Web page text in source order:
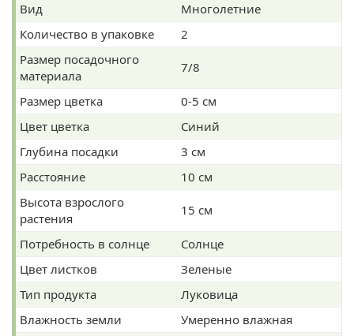
Вид
Многолетние
Количество в упаковке
2
Размер посадочного
материала
7/8
Размер цветка
0-5 см
Цвет цветка
Синий
Глубина посадки
3 см
Расстояние
10 см
Высота взрослого
растения
15 см
Потребность в солнце
Солнце
Цвет листков
Зеленые
Тип продукта
Луковица
Влажность земли
Умеренно влажная